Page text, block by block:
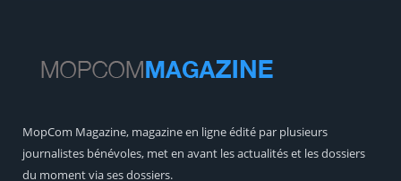
MopCom Magazine, magazine en ligne édité par plusieurs
journalistes bénévoles, met en avant les actualités et les dossiers
du moment via ses dossiers.